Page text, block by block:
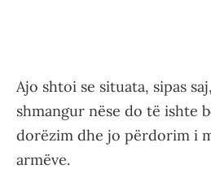
Ajo shtoi se situata, sipas
shmangur nëse do të ishte
dorëzim dhe jo përdorim i
armëve.